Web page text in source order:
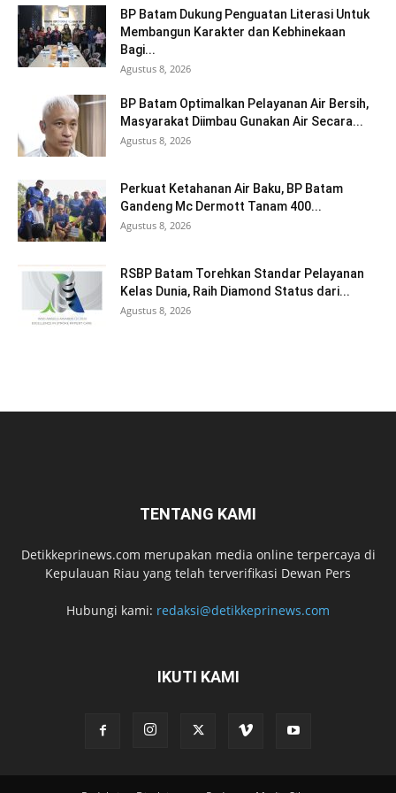
BP Batam Dukung Penguatan Literasi Untuk
Membangun Karakter dan Kebhinekaan
Bagi...
Agustus 8, 2026
BP Batam Optimalkan Pelayanan Air Bersih,
Masyarakat Diimbau Gunakan Air Secara...
Agustus 8, 2026
Perkuat Ketahanan Air Baku, BP Batam
Gandeng Mc Dermott Tanam 400...
Agustus 8, 2026
RSBP Batam Torehkan Standar Pelayanan
Kelas Dunia, Raih Diamond Status dari...
Agustus 8, 2026
TENTANG KAMI
Detikkeprinews.com merupakan media online terpercaya di
Kepulauan Riau yang telah terverifikasi Dewan Pers
Hubungi kami: redaksi@detikkeprinews.com
IKUTI KAMI